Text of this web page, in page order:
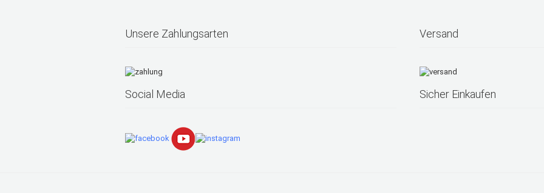
Unsere Zahlungsarten Versand
Social Media Sicher Einkaufen